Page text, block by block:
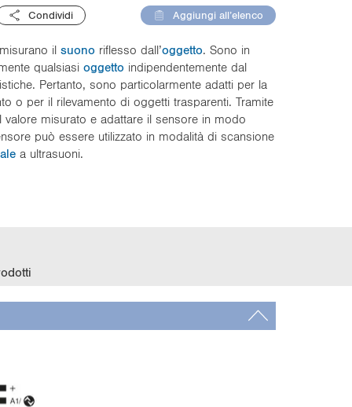
Condividi Aggiungi all’elenco
il suono riflesso dall’oggetto . Sono in
qualsiasi oggetto indipendentemente dal
Pertanto, sono particolarmente adatti per la
o per il rilevamento di oggetti trasparenti. Tramite
misurato e adattare il sensore in modo
può essere utilizzato in modalità di scansione
a ultrasuoni.